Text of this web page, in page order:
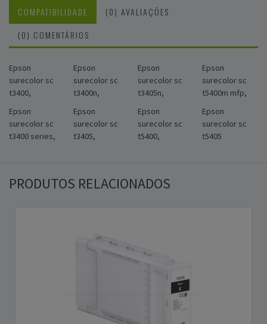
COMPATIBILIDADE
(0) AVALIAÇÕES
(0) COMENTÁRIOS
Epson
surecolor sc
t3400,
Epson
surecolor sc
t3400 series,
Epson
surecolor sc
t3400n,
Epson
surecolor sc
t3405,
Epson
surecolor sc
t3405n,
Epson
surecolor sc
t5400,
Epson
surecolor sc
t5400m mfp,
Epson
surecolor sc
t5405
PRODUTOS RELACIONADOS